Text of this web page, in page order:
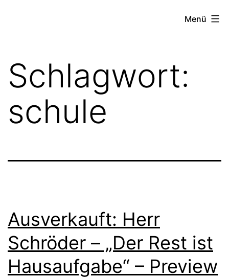
Menü
Schlagwort:
schule
Ausverkauft: Herr
Schröder – „Der Rest ist
Hausaufgabe“ – Preview